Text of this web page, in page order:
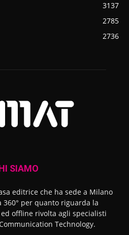
3137
2785
2736
SIAMO
editrice che ha sede a Milano
360° per quanto riguarda la
offline rivolta agli specialisti
Technology.